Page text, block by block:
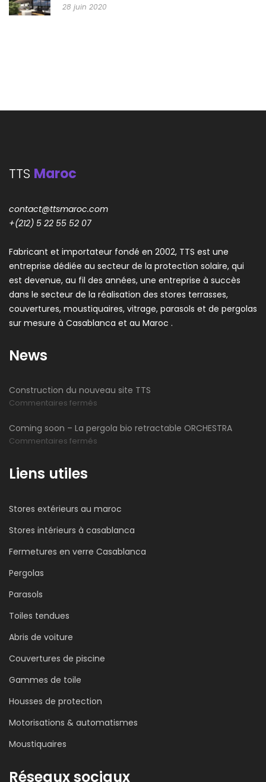
28 juin 2020
TTS Maroc
contact@ttsmaroc.com
+(212) 5 22 55 52 07
Fabricant et importateur fondé en 2002, TTS est une
entreprise dédiée au secteur de la protection solaire, qui
est devenue, au fil des années, une entreprise à succès
dans le secteur de la réalisation des stores terrasses,
couvertures, moustiquaires, vitrage, parasols et de pergolas
sur mesure à Casablanca et au Maroc .
News
Construction du nouveau site TTS
Commentaires fermés
du
Coming soon – La pergola bio retractable ORCHESTRA
Commentaires fermés
pergola
bio
ORCHESTRA
Liens utiles
Stores extérieurs au maroc
Stores intérieurs à casablanca
Fermetures en verre Casablanca
Pergolas
Parasols
Toiles tendues
Abris de voiture
Couvertures de piscine
Gammes de toile
Housses de protection
Motorisations & automatismes
Moustiquaires
Réseaux sociaux